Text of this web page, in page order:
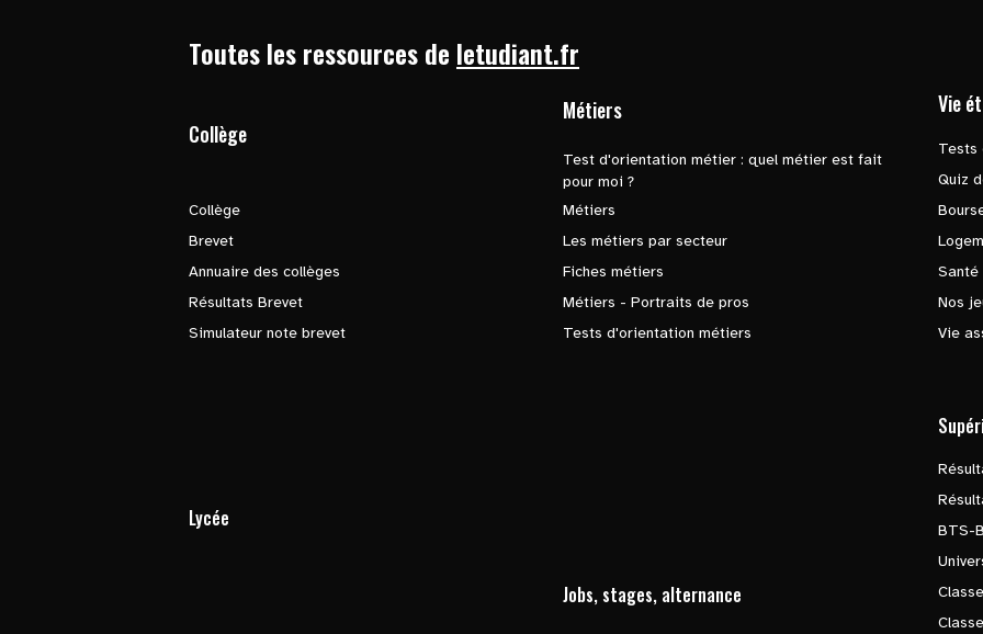
Toutes les ressources de letudiant.fr
Collège
Collège
Brevet
Annuaire des collèges
Résultats Brevet
Simulateur note brevet
Métiers
Test d'orientation métier : quel métier est fait
pour moi ?
Métiers
Les métiers par secteur
Fiches métiers
Métiers - Portraits de pros
Tests d'orientation métiers
Vie
Tests
Quiz
Santé
Nos
Vie
Lycée
Jobs, stages, alternance
BTS-